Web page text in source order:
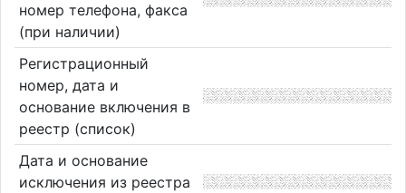
номер телефона, факса
(при наличии)
Регистрационный
номер, дата и
основание включения в
реестр (список)
Дата и основание
исключения из реестра